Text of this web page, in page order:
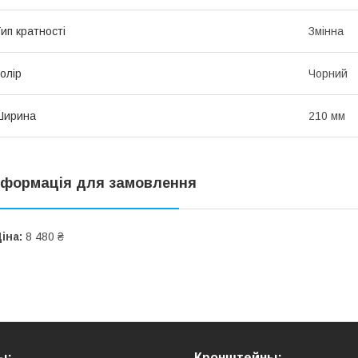
кратності Змінна
Чорний
210 мм
для замовлення
8 480 ₴